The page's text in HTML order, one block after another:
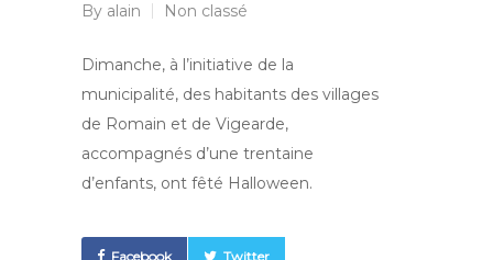
By alain Non classé
Dimanche, à l’initiative de la
municipalité, des habitants des villages
de Romain et de Vigearde,
accompagnés d’une trentaine
d’enfants, ont fêté Halloween.
Facebook Twitter